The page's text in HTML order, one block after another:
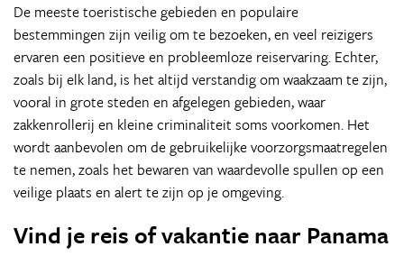
De meeste toeristische gebieden en populaire
bestemmingen zijn veilig om te bezoeken, en veel reizigers
ervaren een positieve en probleemloze reiservaring. Echter,
zoals bij elk land, is het altijd verstandig om waakzaam te zijn,
vooral in grote steden en afgelegen gebieden, waar
zakkenrollerij en kleine criminaliteit soms voorkomen. Het
wordt aanbevolen om de gebruikelijke voorzorgsmaatregelen
te nemen, zoals het bewaren van waardevolle spullen op een
veilige plaats en alert te zijn op je omgeving.
Vind je reis of vakantie naar Panama